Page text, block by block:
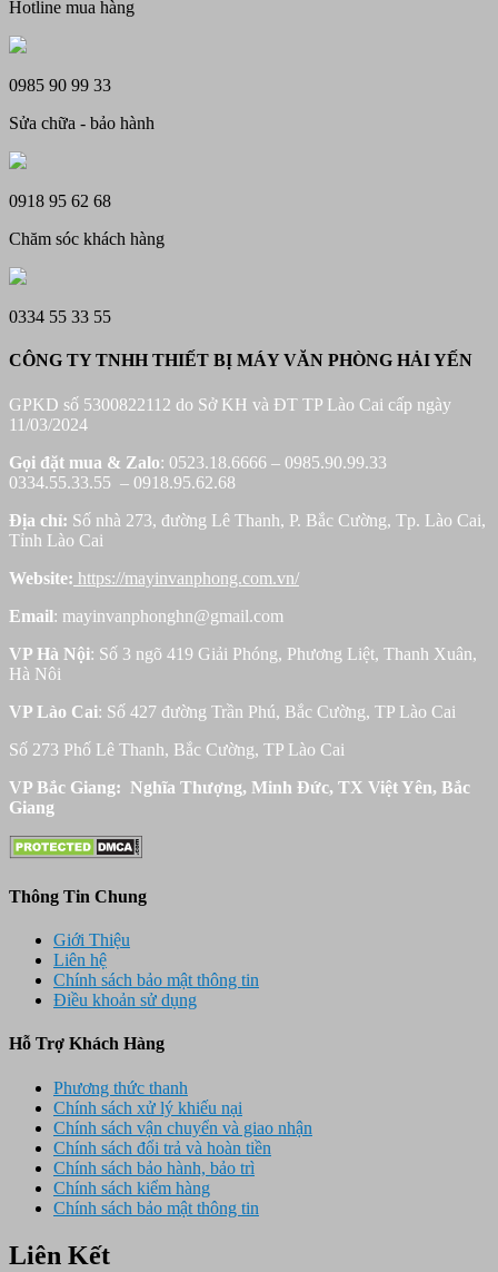
Hotline mua hàng
0985 90 99 33
Sửa chữa - bảo hành
0918 95 62 68
Chăm sóc khách hàng
0334 55 33 55
CÔNG TY TNHH THIẾT BỊ MÁY VĂN PHÒNG HẢI YẾN
GPKD số 5300822112 do Sở KH và ĐT TP Lào Cai cấp ngày
11/03/2024
Gọi đặt mua & Zalo: 0523.18.6666 – 0985.90.99.33
0334.55.33.55 – 0918.95.62.68
Địa chỉ: Số nhà 273, đường Lê Thanh, P. Bắc Cường, Tp. Lào Cai,
Tỉnh Lào Cai
Website: https://mayinvanphong.com.vn/
Email: mayinvanphonghn@gmail.com
VP Hà Nội: Số 3 ngõ 419 Giải Phóng, Phương Liệt, Thanh Xuân,
Hà Nôi
VP Lào Cai: Số 427 đường Trần Phú, Bắc Cường, TP Lào Cai
Số 273 Phố Lê Thanh, Bắc Cường, TP Lào Cai
VP Bắc Giang: Nghĩa Thượng, Minh Đức, TX Việt Yên, Bắc
Giang
Thông Tin Chung
Giới Thiệu
Liên hệ
Chính sách bảo mật thông tin
Điều khoản sử dụng
Hỗ Trợ Khách Hàng
Phương thức thanh
Chính sách xử lý khiếu nại
Chính sách vận chuyển và giao nhận
Chính sách đổi trả và hoàn tiền
Chính sách bảo hành, bảo trì
Chính sách kiểm hàng
Chính sách bảo mật thông tin
Liên Kết